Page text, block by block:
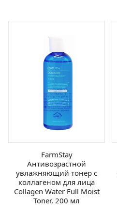
FarmStay
Антивозрастной
увлажняющий тонер с
коллагеном для лица
Collagen Water Full Moist
Toner, 200 мл